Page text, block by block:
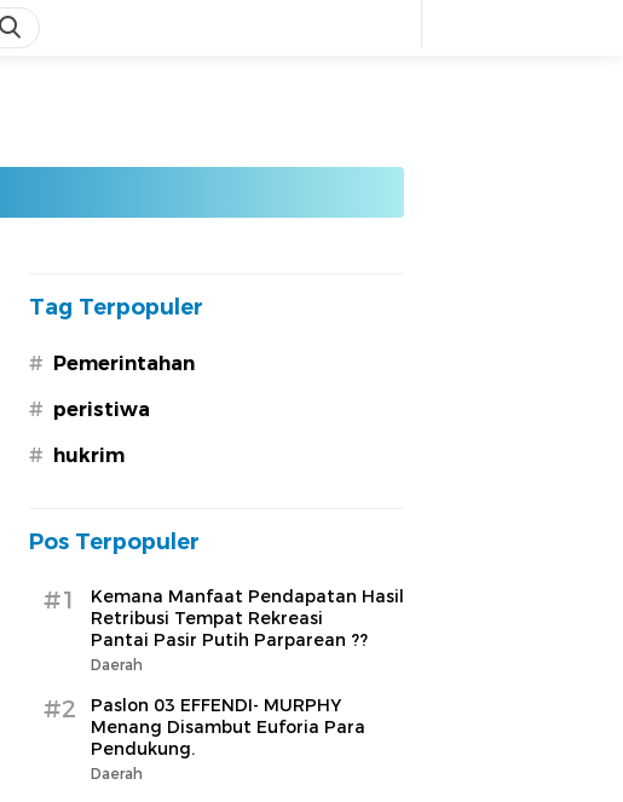
Tag Terpopuler
# Pemerintahan
# peristiwa
# hukrim
Pos Terpopuler
#1
Kemana Manfaat Pendapatan Hasil
Retribusi Tempat Rekreasi
Pantai Pasir Putih Parparean ??
Daerah
#2
Paslon 03 EFFENDI- MURPHY
Menang Disambut Euforia Para
Pendukung.
Daerah